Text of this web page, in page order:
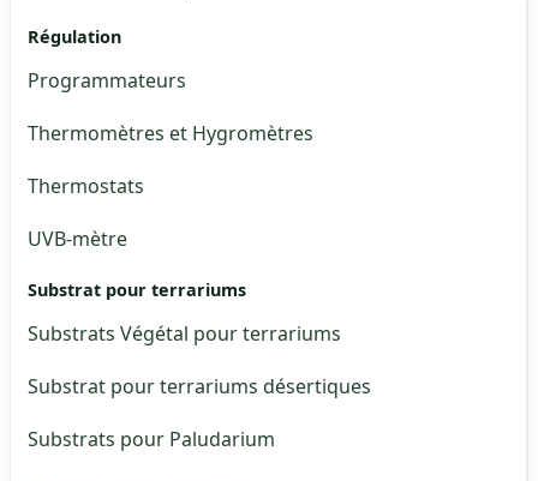
Régulation
Programmateurs
Thermomètres et Hygromètres
Thermostats
UVB-mètre
Substrat pour terrariums
Substrats Végétal pour terrariums
Substrat pour terrariums désertiques
Substrats pour Paludarium